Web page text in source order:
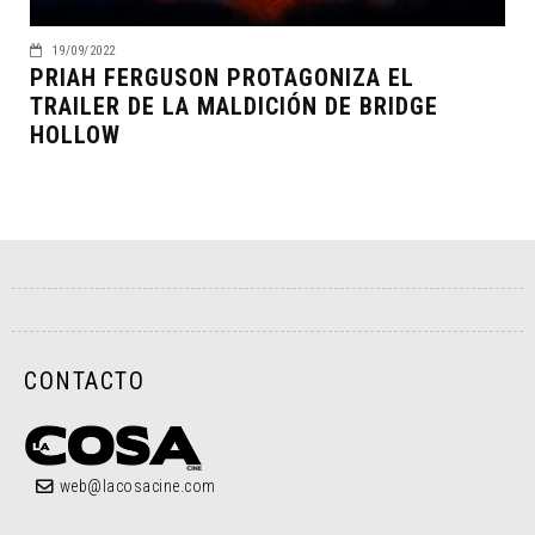
19/09/2022
PRIAH FERGUSON PROTAGONIZA EL
TRAILER DE LA MALDICIÓN DE BRIDGE
HOLLOW
CONTACTO
web@lacosacine.com